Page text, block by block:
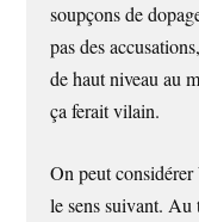
soupçons de
pas des
de haut niveau au
ça ferait vilain.
On peut
le sens suivant.